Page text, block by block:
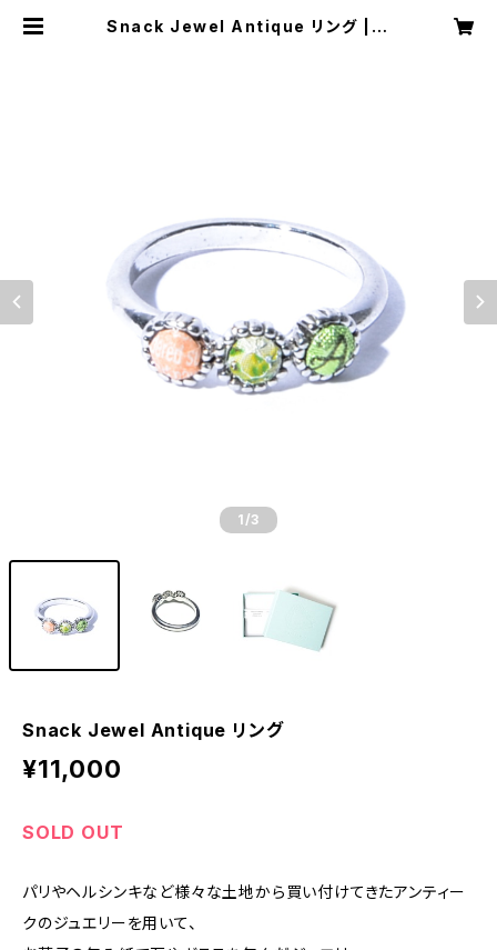
Snack Jewel Antique リング | C
1 /3
Snack Jewel Antique リング
¥11,000
SOLD OUT
パリやヘルシンキなど様々な土地から買い付けてきたアンティー
クのジュエリーを用いて、